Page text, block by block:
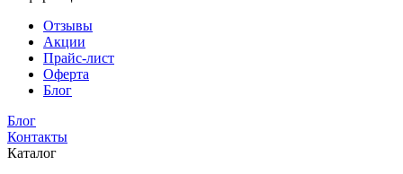
Отзывы
Акции
Прайс-лист
Оферта
Блог
Блог
Контакты
Каталог